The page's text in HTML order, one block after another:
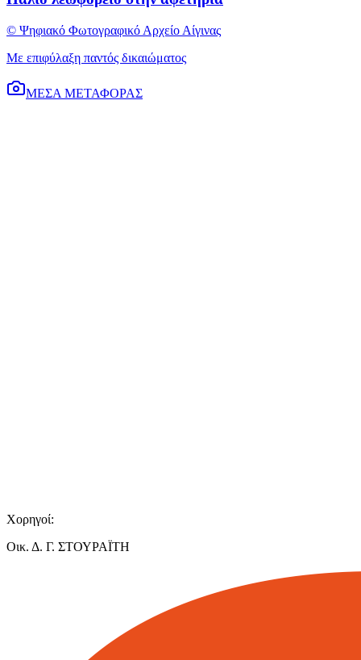
© Ψηφιακό Φωτογραφικό Αρχείο Αίγινας
Με επιφύλαξη παντός δικαιώματος
ΜΕΣΑ ΜΕΤΑΦΟΡΑΣ
Χορηγοί:
Οικ. Δ. Γ. ΣΤΟΥΡΑΪΤΗ